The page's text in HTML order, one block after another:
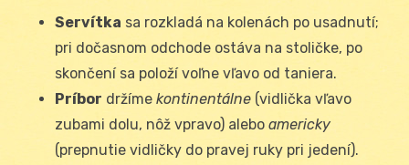
Servítka sa rozkladá na kolenách po usadnutí;
pri dočasnom odchode ostáva na stoličke, po
skončení sa položí voľne vľavo od taniera.
Príbor držíme kontinentálne (vidlička vľavo
zubami dolu, nôž vpravo) alebo americky
(prepnutie vidličky do pravej ruky pri jedení).